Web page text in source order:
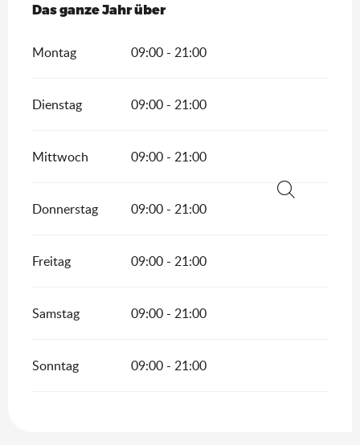
Das ganze Jahr über
Das ganze Jahr über
Montag 09:00 - 21:00
Dienstag 09:00 - 21:00
Mittwoch 09:00 - 21:00
Donnerstag 09:00 - 21:00
Freitag 09:00 - 21:00
Samstag 09:00 - 21:00
Sonntag 09:00 - 21:00